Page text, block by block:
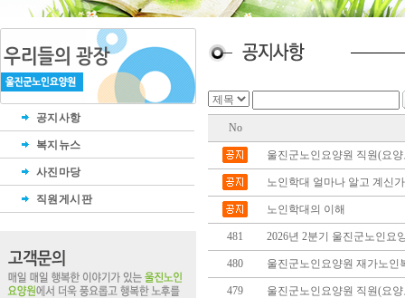
공지사항
복지뉴스
사진마당
직원게시판
No
울진군노인요양원 직원(요
노인학대 얼마나 알고 계신
노인학대의 이해
481 2026년 2분기 울진군노인요
480 울진군노인요양원 재가노
479 울진군노인요양원 직원(요